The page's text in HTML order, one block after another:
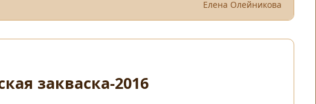
Елена Олейникова
закваска-2016